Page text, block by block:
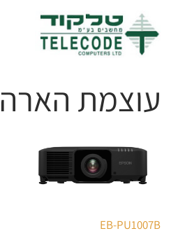
עוצמת הארה LM
EB-PU1007B